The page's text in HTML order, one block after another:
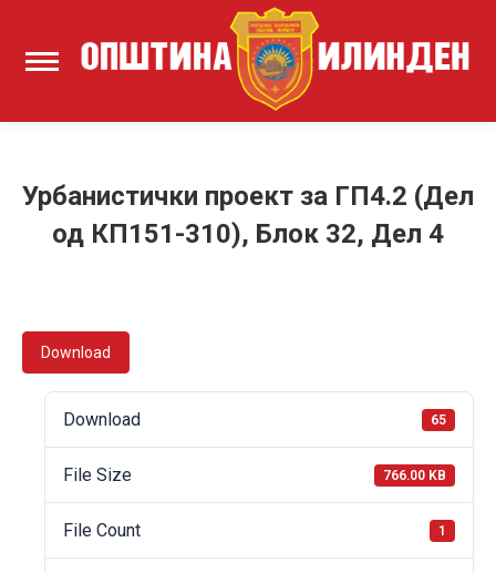
Урбанистички проект за ГП4.2 (Дел
од КП151-310), Блок 32, Дел 4
Download
Download 65
File Size 766.00 KB
File Count 1